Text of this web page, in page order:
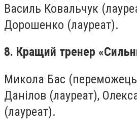
Василь Ковальчук
Дорошенко (лауреат).
8. Кращий тренер
Микола Бас
Данілов (лауреат),
(лауреат).